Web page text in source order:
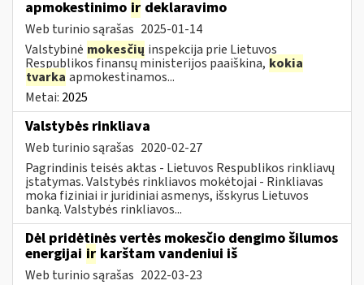
apmokestinimo ir deklaravimo
Web turinio sąrašas 2025-01-14
Valstybinė mokesčių inspekcija prie Lietuvos
Respublikos finansų ministerijos paaiškina, kokia
tvarka apmokestinamos...
Metai: 2025
Valstybės rinkliava
Web turinio sąrašas 2020-02-27
Pagrindinis teisės aktas - Lietuvos Respublikos rinkliavų
įstatymas. Valstybės rinkliavos mokėtojai - Rinkliavas
moka fiziniai ir juridiniai asmenys, išskyrus Lietuvos
banką. Valstybės rinkliavos...
Dėl pridėtinės vertės mokesčio dengimo šilumos
energijai ir karštam vandeniui iš
Web turinio sąrašas 2022-03-23